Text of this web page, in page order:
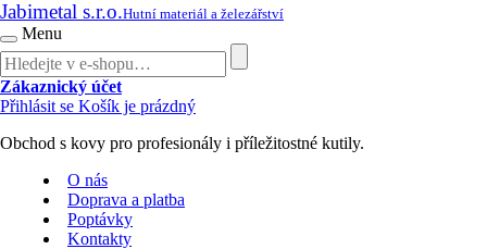
Jabimetal s.r.o.Hutní materiál a železářství
Menu
Zákaznický účet
Přihlásit se Košík je prázdný
Obchod s kovy pro profesionály i příležitostné kutily.
O nás
Doprava a platba
Poptávky
Kontakty